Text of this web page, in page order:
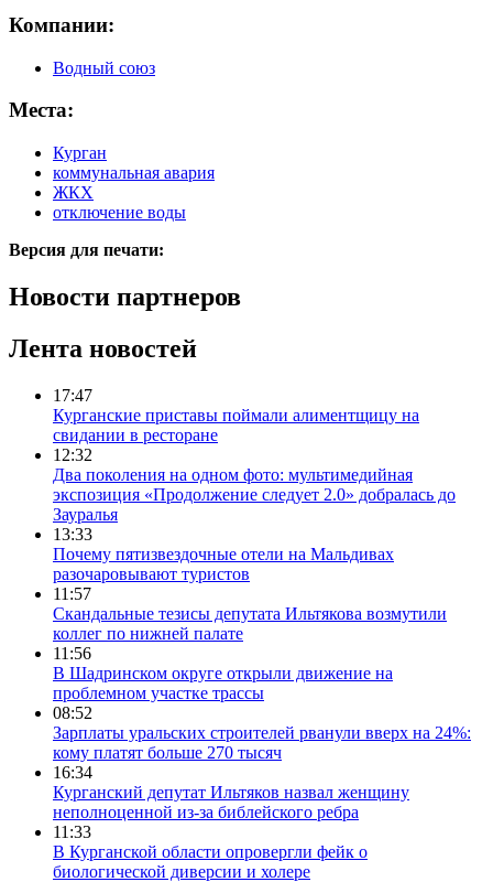
Компании:
Водный союз
Места:
Курган
коммунальная авария
ЖКХ
отключение воды
Версия для печати:
Новости партнеров
Лента новостей
17:47
Курганские приставы поймали алиментщицу на
свидании в ресторане
12:32
Два поколения на одном фото: мультимедийная
экспозиция «Продолжение следует 2.0» добралась до
Зауралья
13:33
Почему пятизвездочные отели на Мальдивах
разочаровывают туристов
11:57
Скандальные тезисы депутата Ильтякова возмутили
коллег по нижней палате
11:56
В Шадринском округе открыли движение на
проблемном участке трассы
08:52
Зарплаты уральских строителей рванули вверх на 24%:
кому платят больше 270 тысяч
16:34
Курганский депутат Ильтяков назвал женщину
неполноценной из-за библейского ребра
11:33
В Курганской области опровергли фейк о
биологической диверсии и холере